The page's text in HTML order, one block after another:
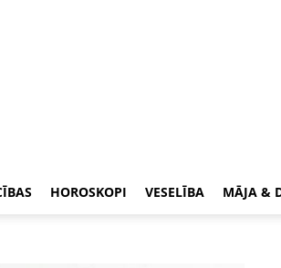
HOROSKOPI VESELĪBA MĀJA &